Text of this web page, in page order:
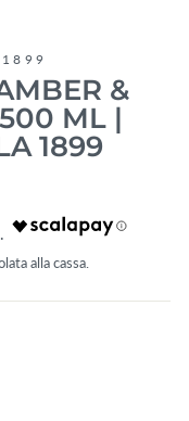
&
ML |
1899
alla cassa.